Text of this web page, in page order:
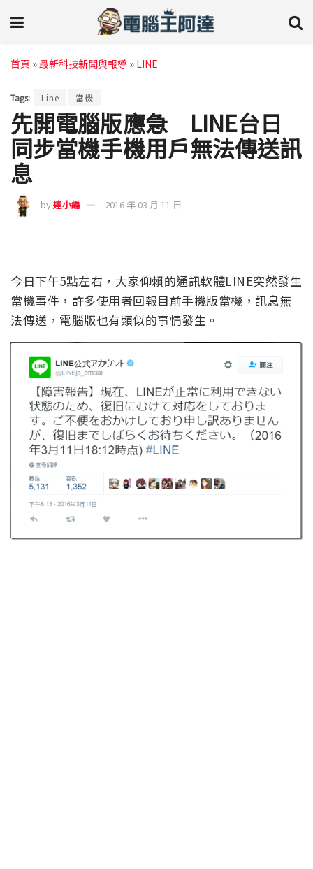
首頁 »最新科技新聞與報導 » LINE
Tags: Line 當機
先開電腦版應急 LINE台日
同步當機手機用戶無法傳送訊
息
by達小編 2016 年 03 月 11 日
今日下午5點左右，大家仰賴的通訊軟體LINE突然發生
當機事件，許多使用者回報目前手機版當機，訊息無
法傳送，電腦版也有類似的事情發生。